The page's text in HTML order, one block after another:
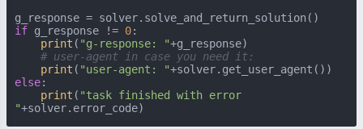
if g_response != 0:
print ( "g-response: "+g_response)
# user-agent in case you need it:
print ( "user-agent: "
else:
print ( "task finished with error
"+solver.error_code)